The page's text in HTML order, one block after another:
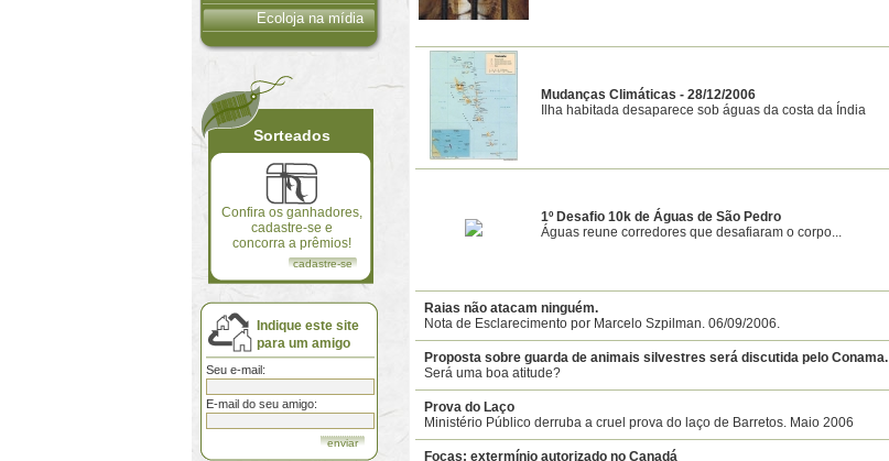
Ecoloja na mídia
Sorteados
Confira os ganhadores,
cadastre-se e
concorra a prêmios!
cadastre-se
Indique este site
para um amigo
Seu e-mail:
E-mail do seu amigo:
Mudanças Climáticas - 28/12/2006
Ilha habitada desaparece sob águas da costa da Índia
1º Desafio 10k de Águas de São Pedro
Águas reune corredores que desafiaram o corpo...
Raias não atacam ninguém.
Nota de Esclarecimento por Marcelo Szpilman. 06/09/2006.
Proposta sobre guarda de animais silvestres será discutida pelo Conama.
Será uma boa atitude?
Prova do Laço
Ministério Público derruba a cruel prova do laço de Barretos. Maio 2006
Focas: extermínio autorizado no Canadá